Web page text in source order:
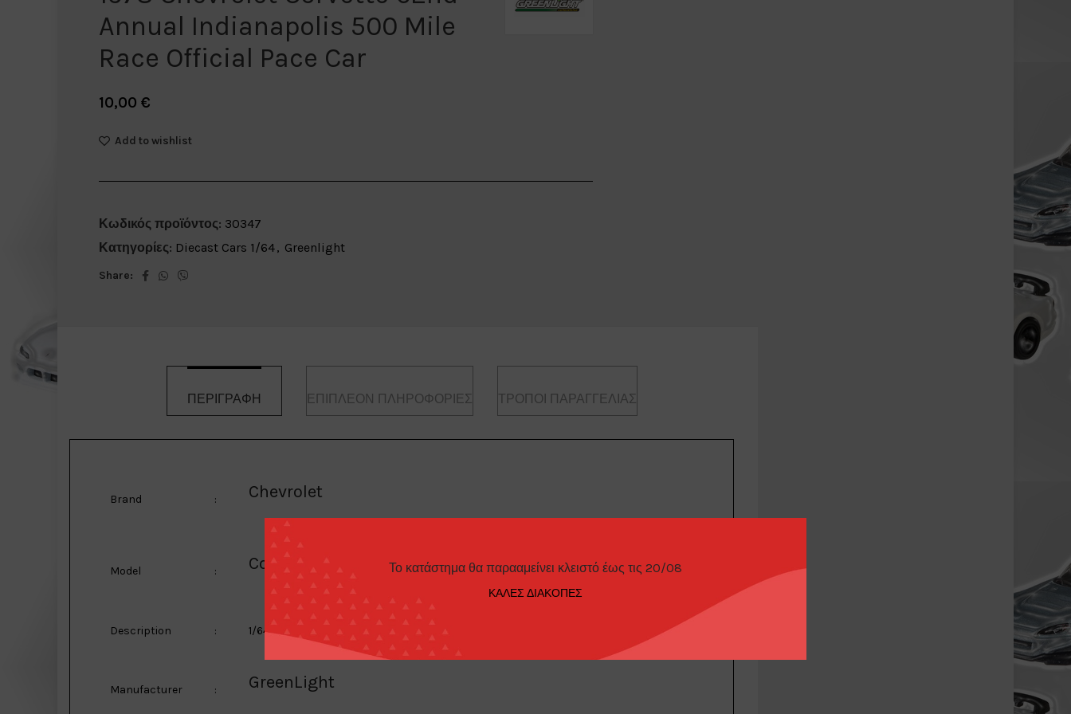
Το κατάστημα θα παρααμείνει κλειστό έως τις 20/08
ΚΑΛΕΣ ΔΙΑΚΟΠΕΣ
Annual Indianapolis 500 Mile
Race Official Pace Car
10,00 €
Add to wishlist
Κωδικός προϊόντος: 30347
Κατηγορίες: Diecast Cars 1/64, Greenlight
Share:
ΠΕΡΙΓΡΑΦΉ ΕΠΙΠΛΈΟΝ ΠΛΗΡΟΦΟΡΊΕΣ ΤΡΌΠΟΙ ΠΑΡΑΓΓΕΛΊΑΣ
Brand : Chevrolet
Model : Corvette
Description : 1/64 1978 Chevrolet Corvette 62nd Annual Indianapolis 500 Mile Race Official Pace Car,
Manufacturer : GreenLight